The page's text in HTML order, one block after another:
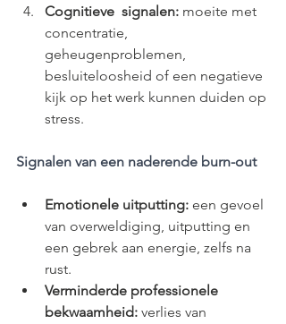
Cognitieve  signalen: moeite met
concentratie,
geheugenproblemen,
besluiteloosheid of een negatieve
kijk op het werk kunnen duiden op
stress.
Signalen van een naderende burn-out
Emotionele uitputting: een gevoel
van overweldiging, uitputting en
een gebrek aan energie, zelfs na
rust.
Verminderde professionele
bekwaamheid: verlies van